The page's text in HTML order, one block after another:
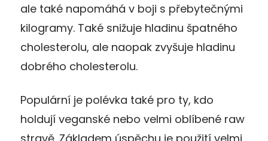
ale také napomáhá v boji s přebytečnými
kilogramy. Také snižuje hladinu špatného
cholesterolu, ale naopak zvyšuje hladinu
dobrého cholesterolu.
Populární je polévka také pro ty, kdo
holdují veganské nebo velmi oblíbené raw